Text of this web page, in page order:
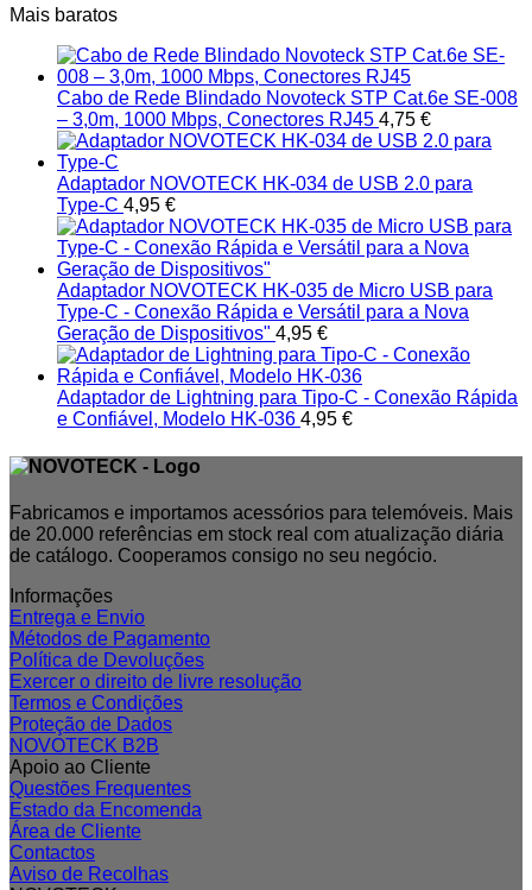
Mais baratos
Cabo de Rede Blindado Novoteck STP Cat.6e SE-008
– 3,0m, 1000 Mbps, Conectores RJ45 4,75 €
Adaptador NOVOTECK HK-034 de USB 2.0 para
Type-C 4,95 €
Adaptador NOVOTECK HK-035 de Micro USB para
Type-C - Conexão Rápida e Versátil para a Nova
Geração de Dispositivos" 4,95 €
Adaptador de Lightning para Tipo-C - Conexão Rápida
e Confiável, Modelo HK-036 4,95 €
Fabricamos e importamos acessórios para telemóveis. Mais
de 20.000 referências em stock real com atualização diária
de catálogo. Cooperamos consigo no seu negócio.
Informações
Entrega e Envio
Métodos de Pagamento
Política de Devoluções
Exercer o direito de livre resolução
Termos e Condições
Proteção de Dados
NOVOTECK B2B
Apoio ao Cliente
Questões Frequentes
Estado da Encomenda
Área de Cliente
Contactos
Aviso de Recolhas